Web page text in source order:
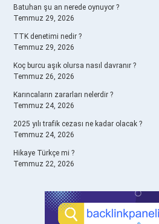
Batuhan şu an nerede oynuyor ?
Temmuz 29, 2026
TTK denetimi nedir ?
Temmuz 29, 2026
Koç burcu aşık olursa nasıl davranır ?
Temmuz 26, 2026
Karıncaların zararları nelerdir ?
Temmuz 24, 2026
2025 yılı trafik cezası ne kadar olacak ?
Temmuz 24, 2026
Hikaye Türkçe mi ?
Temmuz 22, 2026